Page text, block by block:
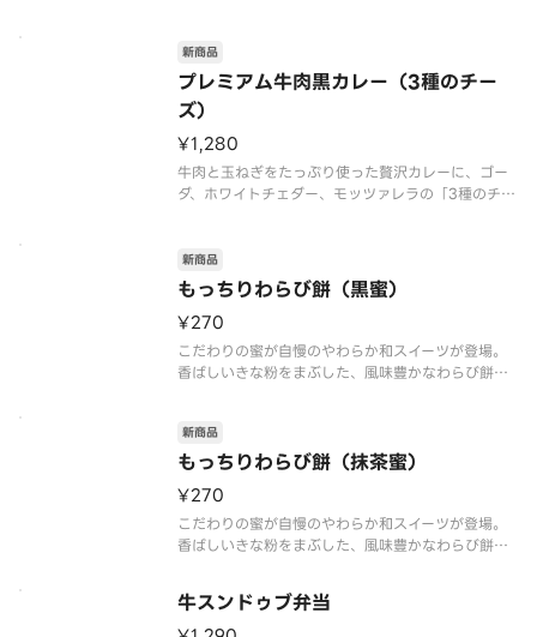
と、隠し味にチーズや北海道産生クリームを使うこ
とで深いコクとまろやかさにこだ
プレミアム牛肉黒カレー（3種のチー
ズ）
新商品
¥1,280
牛肉と玉ねぎをたっぷり使った贅沢カレーに、ゴー
ダ、ホワイトチェダー、モッツァレラの「3種のチー
いが特長です。ローストオニオンペーストと、隠し
味にチーズや北海道産生クリ
もっちりわらび餅（黒蜜）
新商品
¥270
こだわりの蜜が自慢のやわらか和スイーツが登場。
香ばしいきな粉をまぶした、風味豊かなわらび餅で
容器が異なる場合が御座います。
もっちりわらび餅（抹茶蜜）
新商品
¥270
こだわりの蜜が自慢のやわらか和スイーツが登場。
香ばしいきな粉をまぶした、風味豊かなわらび餅で
した“抹茶蜜”をかけてお楽しみください。※商品内
容、容器が異なる場合が御座います。
牛スンドゥブ弁当